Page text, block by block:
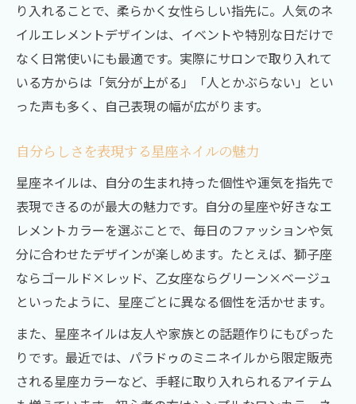
り入れることで、柔らかく女性らしい指先に。人気のネ
イルエレメントデザインは、イベントや特別な日だけで
なく日常使いにも最適です。実際にサロンで取り入れて
いる方からは「気分が上がる」「人とかぶらない」とい
った声も多く、自己表現の幅が広がります。
自分らしさを表現する星座ネイルの魅力
星座ネイルは、自分の生まれ持った個性や運気を指先で
表現できるのが最大の魅力です。自分の星座や好きなエ
レメントカラーを選ぶことで、毎日のファッションや気
分に合わせたデザインが楽しめます。たとえば、獅子座
ならゴールド×レッド、乙女座ならグリーン×ベージュ
といったように、星座ごとに異なる個性を活かせます。
また、星座ネイルは友人や家族との話題作りにもぴった
りです。最近では、パラドゥのミニネイルから限定販売
される星座カラーなど、手軽に取り入れられるアイテム